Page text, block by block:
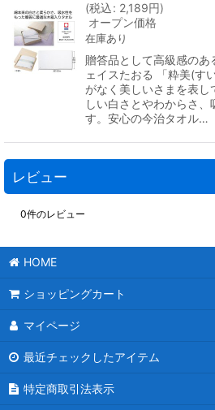
(税込: 2,189円)
オープン価格
在庫あり
贈答品として高級感のあ
ェイスたおる 「粋美(す
がなく美しいさまを表し
しい白さとやわからさ、
す。安心の今治タオル…
レビュー
0件のレビュー
HOME
ショッピングカート
マイページ
最近チェックしたアイテム
特定商取引法表示